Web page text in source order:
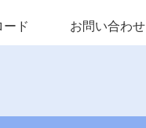
ード お問い合わせ